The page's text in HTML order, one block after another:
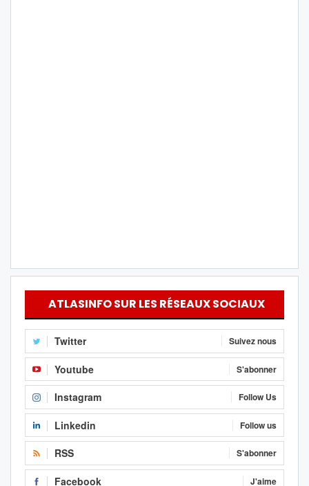
ATLASINFO SUR LES RÉSEAUX SOCIAUX
Twitter Suivez nous
Youtube S'abonner
Instagram Follow Us
Linkedin Follow us
RSS S'abonner
Facebook J'aime